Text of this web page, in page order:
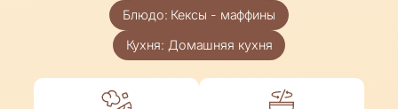
Блюдо: Кексы - маффины
Кухня: Домашняя кухня